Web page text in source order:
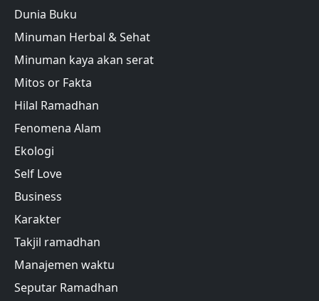
Dunia Buku
Minuman Herbal & Sehat
Minuman kaya akan serat
Mitos or Fakta
Hilal Ramadhan
Fenomena Alam
Ekologi
Self Love
Business
Karakter
Takjil ramadhan
Manajemen waktu
Seputar Ramadhan